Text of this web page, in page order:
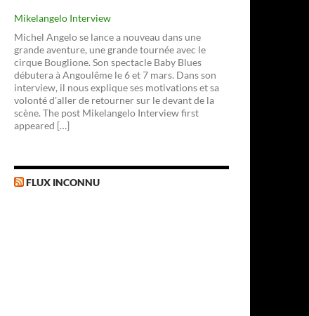
Mikelangelo Interview
Michel Angelo se lance a nouveau dans une
grande aventure, une grande tournée avec le
cirque Bouglione. Son spectacle Baby Blues
débutera à Angoulême le 6 et 7 mars. Dans son
interview, il nous explique ses motivations et sa
volonté d'aller de retourner sur le devant de la
scène. The post Mikelangelo Interview first
appeared […]
FLUX INCONNU